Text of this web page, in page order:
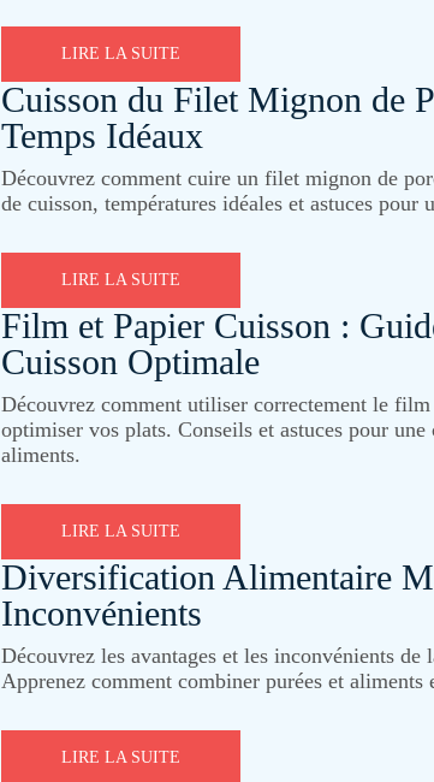
LIRE LA SUITE
Cuisson du Filet Mignon de
Temps Idéaux
Découvrez comment cuire un filet mignon de
de cuisson, températures idéales et astuces pour
LIRE LA SUITE
Film et Papier Cuisson :
Cuisson Optimale
Découvrez comment utiliser correctement le
optimiser vos plats. Conseils et astuces pour
aliments.
LIRE LA SUITE
Diversification Alimentaire
Inconvénients
Découvrez les avantages et les inconvénients
Apprenez comment combiner purées et
LIRE LA SUITE